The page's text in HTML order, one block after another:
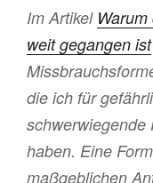
Im Artikel
weit gegangen ist
die ich für
schwerwiegende
haben. Eine
maßgeblichen